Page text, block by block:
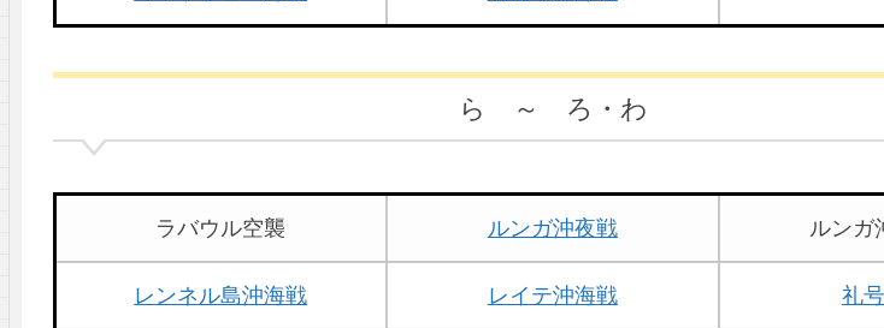
ら ～ ろ・わ
ラバウル空襲 ルンガ沖夜戦 ルンガ
レンネル島沖海戦 レイテ沖海戦 礼